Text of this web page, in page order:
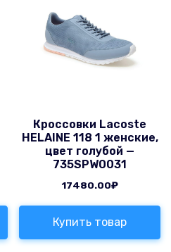
Кроссовки Lacoste
HELAINE 118 1 женские,
цвет голубой —
735SPW0031
17480.00₽
Купить товар